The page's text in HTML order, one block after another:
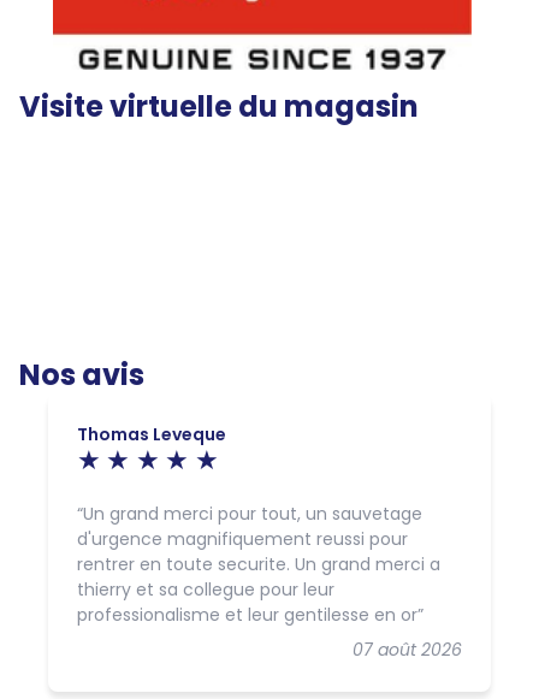
Visite virtuelle du magasin
Nos avis
Thomas Leveque
07 août 2026
Un grand merci pour tout, un sauvetage
d'urgence magnifiquement reussi pour
rentrer en toute securite. Un grand merci a
thierry et sa collegue pour leur
professionalisme et leur gentilesse en or